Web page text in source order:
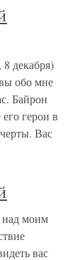
декабря)
обо мне
Байрон
герои в
Вас
над моим
вас